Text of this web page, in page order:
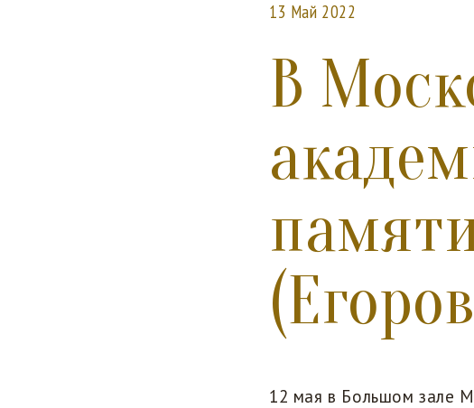
13 Май 2022
В
12 мая в Большом зале